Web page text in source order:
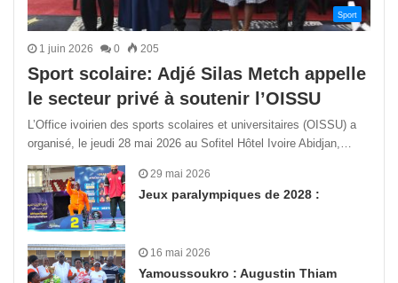
Sport
1 juin 2026 0 205
Sport scolaire: Adjé Silas Metch appelle
le secteur privé à soutenir l’OISSU
L’Office ivoirien des sports scolaires et universitaires (OISSU) a
organisé, le jeudi 28 mai 2026 au Sofitel Hôtel Ivoire Abidjan,…
29 mai 2026
Jeux paralympiques de 2028 :
16 mai 2026
Yamoussoukro : Augustin Thiam